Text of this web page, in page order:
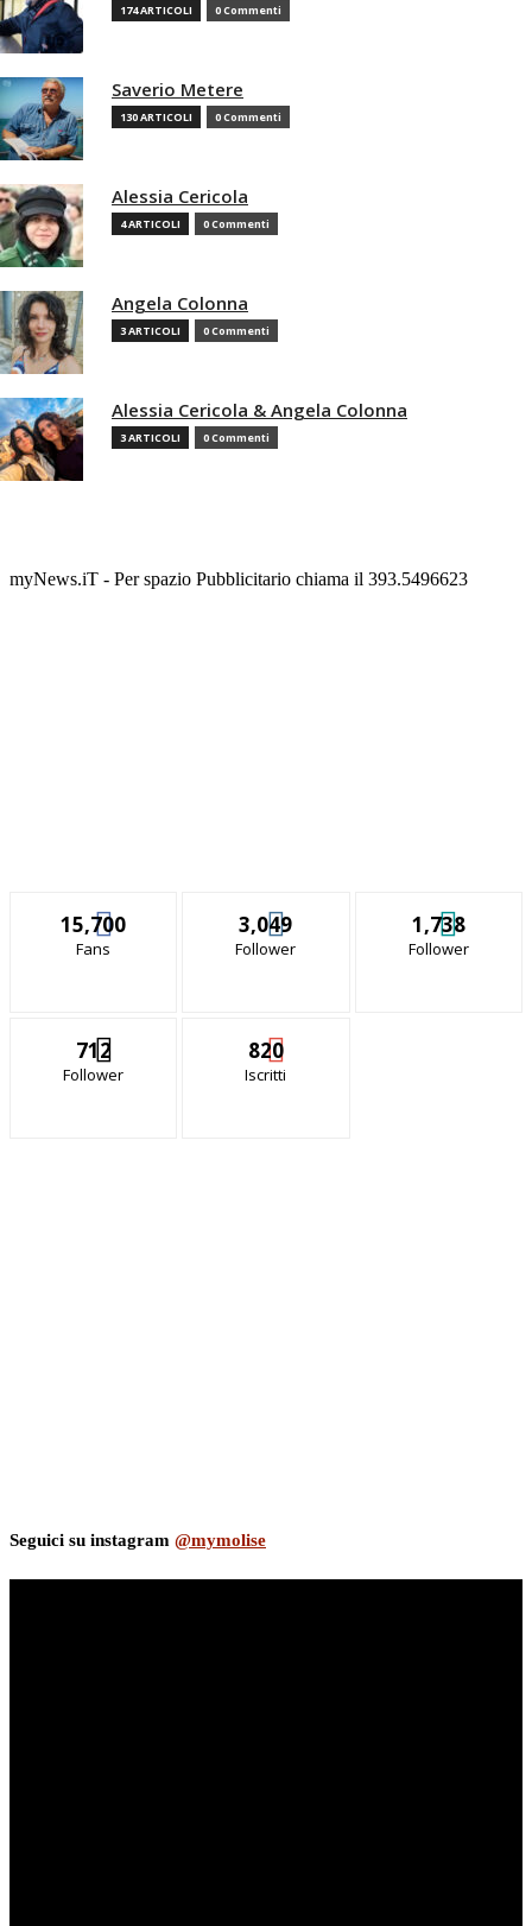
174 ARTICOLI 0 Commenti
Saverio Metere
130 ARTICOLI 0 Commenti
Alessia Cericola
4 ARTICOLI 0 Commenti
Angela Colonna
3 ARTICOLI 0 Commenti
Alessia Cericola & Angela Colonna
3 ARTICOLI 0 Commenti
myNews.iT - Per spazio Pubblicitario chiama il 393.5496623
15,700
Fans
3,049
Follower
1,738
Follower
712
Follower
820
Iscritti
Seguici su instagram @mymolise